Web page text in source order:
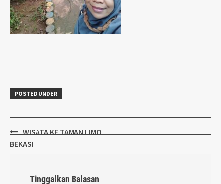
POSTED UNDER
Post
navigation
WISATA KE TAMAN LIMO
BEKASI
Tinggalkan Balasan